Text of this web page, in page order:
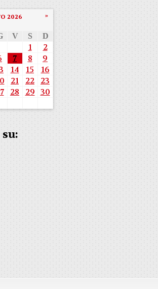
2026 »
V S D
1
2
7 8
9
14 15
16
21 22
23
28 29 30